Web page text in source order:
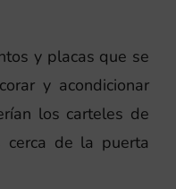
y placas que se
y acondicionar
los carteles de
cerca de la puerta